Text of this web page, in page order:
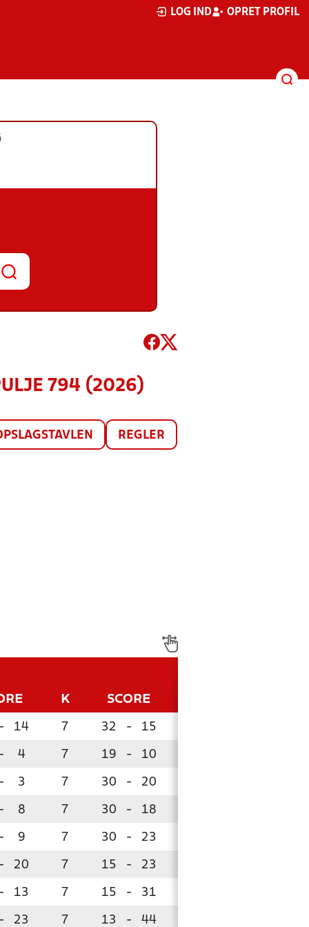
LOG IND OPRET PROFIL
794 (2026)
REGLER
K SCORE
14 7 32 - 15
4 7 19 - 10
3 7 30 - 20
8 7 30 - 18
9 7 30 - 23
20 7 15 - 23
13 7 15 - 31
23 7 13 - 44